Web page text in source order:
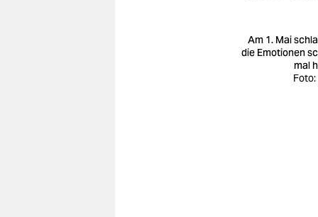
Am 1. Mai
die Emotionen
mal